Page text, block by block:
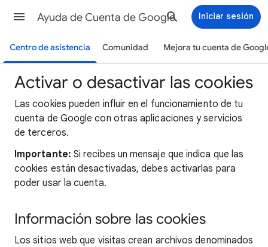
Ayuda de Cuenta de Google Iniciar sesión
Centro de asistencia Comunidad Mejora tu cuenta de
Activar o desactivar las cookies
Las cookies pueden influir en el funcionamiento de tu
cuenta de Google con otras aplicaciones y servicios
de terceros.
Importante: Si recibes un mensaje que indica que las
cookies están desactivadas, debes activarlas para
poder usar la cuenta.
Información sobre las cookies
Los sitios web que visitas crean archivos denominados